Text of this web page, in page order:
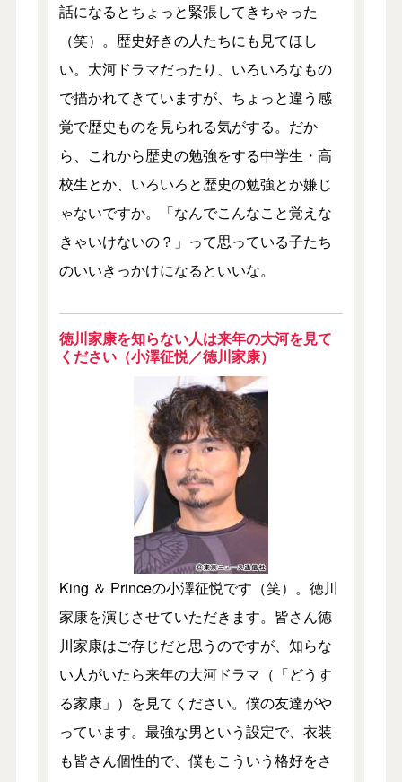
話になるとちょっと緊張してきちゃった
（笑）。歴史好きの人たちにも見てほし
い。大河ドラマだったり、いろいろなもの
で描かれてきていますが、ちょっと違う感
覚で歴史ものを見られる気がする。だか
ら、これから歴史の勉強をする中学生・高
校生とか、いろいろと歴史の勉強とか嫌じ
ゃないですか。「なんでこんなこと覚えな
きゃいけないの？」って思っている子たち
のいいきっかけになるといいな。
徳川家康を知らない人は来年の大河を見て
ください（小澤征悦／徳川家康）
King ＆ Princeの小澤征悦です（笑）。徳川
家康を演じさせていただきます。皆さん徳
川家康はご存じだと思うのですが、知らな
い人がいたら来年の大河ドラマ（「どうす
る家康」）を見てください。僕の友達がや
っています。最強な男という設定で、衣装
も皆さん個性的で、僕もこういう格好をさ